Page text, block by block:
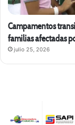
Campamentos
familias afectadas
julio 25, 2026